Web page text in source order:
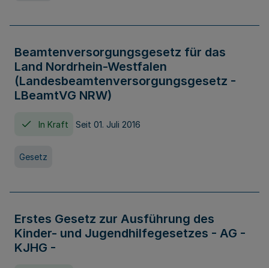
Beamtenversorgungsgesetz für das
Land Nordrhein-Westfalen
(Landesbeamtenversorgungsgesetz -
LBeamtVG NRW)
In Kraft Seit 01. Juli 2016
Gesetz
Erstes Gesetz zur Ausführung des
Kinder- und Jugendhilfegesetzes - AG -
KJHG -